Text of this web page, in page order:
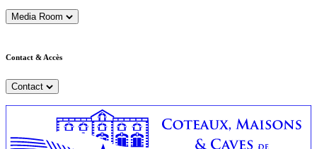
Media Room
Contact & Accès
Contact